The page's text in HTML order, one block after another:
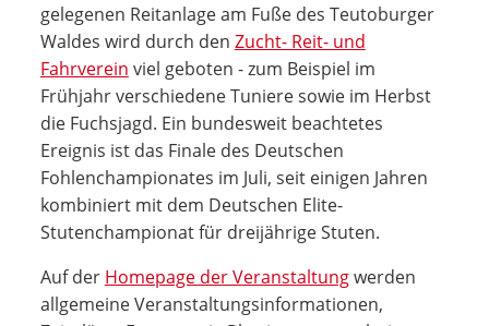
gelegenen Reitanlage am Fuße des Teutoburger
Waldes wird durch den Zucht- Reit- und
Fahrverein viel geboten - zum Beispiel im
Frühjahr verschiedene Tuniere sowie im Herbst
die Fuchsjagd. Ein bundesweit beachtetes
Ereignis ist das Finale des Deutschen
Fohlenchampionates im Juli, seit einigen Jahren
kombiniert mit dem Deutschen Elite-
Stutenchampionat für dreijährige Stuten.
Auf der Homepage der Veranstaltungwerden
allgemeine Veranstaltungsinformationen,